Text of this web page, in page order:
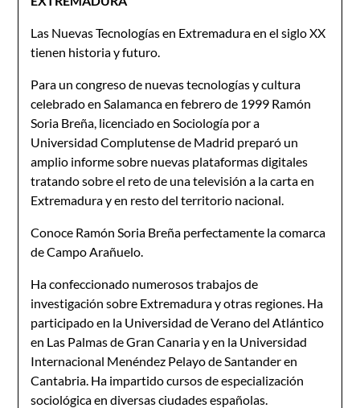
Las Nuevas Tecnologías en Extremadura en el siglo XX
tienen historia y futuro.
Para un congreso de nuevas tecnologías y cultura
celebrado en Salamanca en febrero de 1999 Ramón
Soria Breña, licenciado en Sociología por a
Universidad Complutense de Madrid preparó un
amplio informe sobre nuevas plataformas digitales
tratando sobre el reto de una televisión a la carta en
Extremadura y en resto del territorio nacional.
Conoce Ramón Soria Breña perfectamente la comarca
de Campo Arañuelo.
Ha confeccionado numerosos trabajos de
investigación sobre Extremadura y otras regiones. Ha
participado en la Universidad de Verano del Atlántico
en Las Palmas de Gran Canaria y en la Universidad
Internacional Menéndez Pelayo de Santander en
Cantabria. Ha impartido cursos de especialización
sociológica en diversas ciudades españolas.